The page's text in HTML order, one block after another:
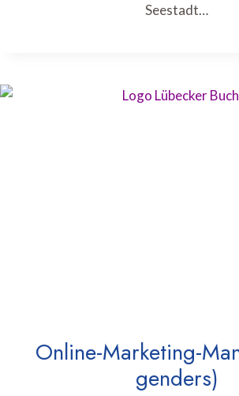
Seestadt…
Online-Marketing-
genders)